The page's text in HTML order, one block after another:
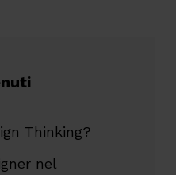
Thinking?
nel